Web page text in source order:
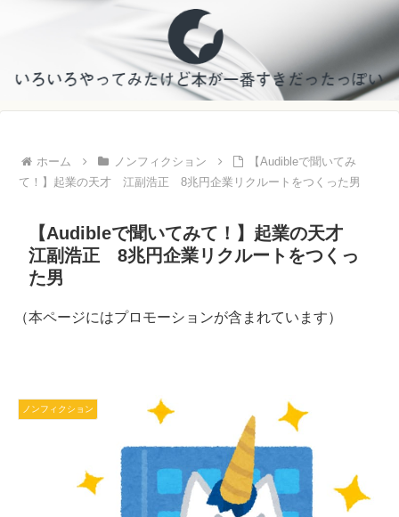
ホーム ノンフィクション
【Audibleで聞いてみ
て！】起業の天才 江副浩正 8兆円企業リクルートをつくった男
【Audibleで聞いてみて！】起業の天才
江副浩正 8兆円企業リクルートをつくっ
た男
（本ページにはプロモーションが含まれています）
ノンフィクション